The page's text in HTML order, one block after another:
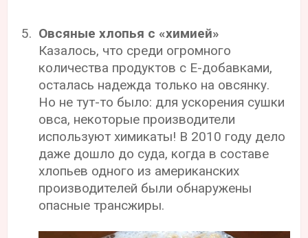
Овсяные хлопья с «химией»
Казалось, что среди огромного
количества продуктов с Е-добавками,
осталась надежда только на овсянку.
Но не тут-то было: для ускорения сушки
овса, некоторые производители
используют химикаты! В 2010 году дело
даже дошло до суда, когда в составе
хлопьев одного из американских
производителей были обнаружены
опасные трансжиры.